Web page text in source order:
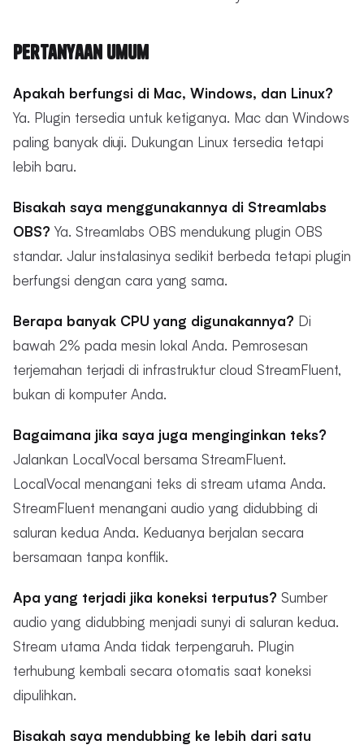
Pertanyaan Umum
Apakah berfungsi di Mac, Windows, dan Linux?
Ya. Plugin tersedia untuk ketiganya. Mac dan Windows
paling banyak diuji. Dukungan Linux tersedia tetapi
lebih baru.
Bisakah saya menggunakannya di Streamlabs
OBS? Ya. Streamlabs OBS mendukung plugin OBS
standar. Jalur instalasinya sedikit berbeda tetapi plugin
berfungsi dengan cara yang sama.
Berapa banyak CPU yang digunakannya? Di
bawah 2% pada mesin lokal Anda. Pemrosesan
terjemahan terjadi di infrastruktur cloud StreamFluent,
bukan di komputer Anda.
Bagaimana jika saya juga menginginkan teks?
Jalankan LocalVocal bersama StreamFluent.
LocalVocal menangani teks di stream utama Anda.
StreamFluent menangani audio yang didubbing di
saluran kedua Anda. Keduanya berjalan secara
bersamaan tanpa konflik.
Apa yang terjadi jika koneksi terputus? Sumber
audio yang didubbing menjadi sunyi di saluran kedua.
Stream utama Anda tidak terpengaruh. Plugin
terhubung kembali secara otomatis saat koneksi
dipulihkan.
Bisakah saya mendubbing ke lebih dari satu